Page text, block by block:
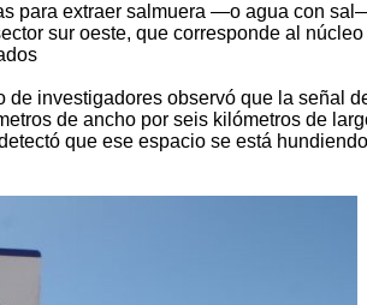
para extraer salmuera —o agua con
sur oeste, que corresponde al
de investigadores observó que la señal
de ancho por seis kilómetros de
que ese espacio se está